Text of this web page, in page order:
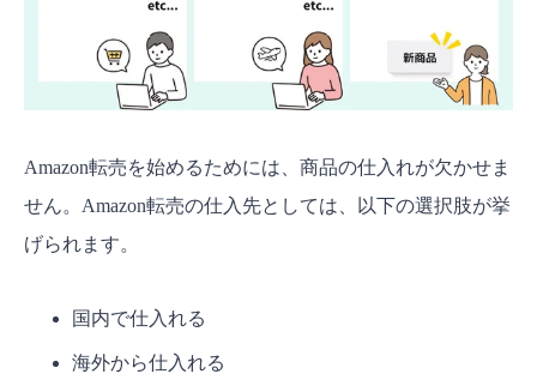
Amazon転売を始めるためには、商品の仕入れが欠かせま
せん。Amazon転売の仕入先としては、以下の選択肢が挙
げられます。
国内で仕入れる
海外から仕入れる